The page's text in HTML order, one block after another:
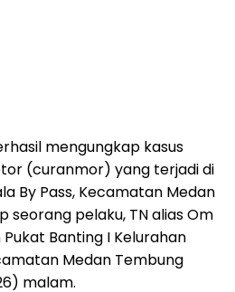
mengungkap kasus
(curanmor) yang terjadi di
By Pass, Kecamatan Medan
seorang pelaku, TN alias Om
Banting I Kelurahan
Medan Tembung
malam.